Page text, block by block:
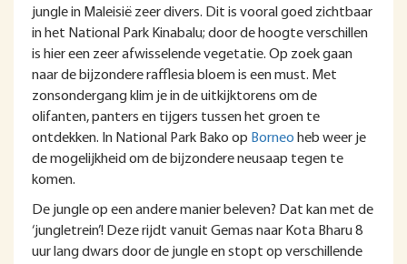
jungle in Maleisië zeer divers. Dit is vooral goed zichtbaar
in het National Park Kinabalu; door de hoogte verschillen
is hier een zeer afwisselende vegetatie. Op zoek gaan
naar de bijzondere rafflesia bloem is een must. Met
zonsondergang klim je in de uitkijktorens om de
olifanten, panters en tijgers tussen het groen te
ontdekken. In National Park Bako op Borneo heb weer je
de mogelijkheid om de bijzondere neusaap tegen te
komen.
De jungle op een andere manier beleven? Dat kan met de
‘jungletrein’! Deze rijdt vanuit Gemas naar Kota Bharu 8
uur lang dwars door de jungle en stopt op verschillende